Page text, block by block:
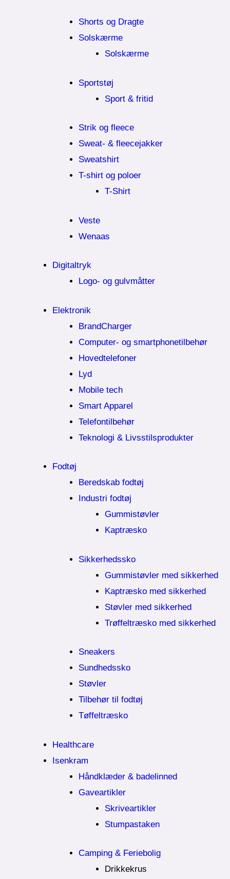
Shorts og Dragte
Solskærme
Solskærme
Sportstøj
Sport & fritid
Strik og fleece
Sweat- & fleecejakker
Sweatshirt
T-shirt og poloer
T-Shirt
Veste
Wenaas
Digitaltryk
Logo- og gulvmåtter
Elektronik
BrandCharger
Computer- og smartphonetilbehør
Hovedtelefoner
Lyd
Mobile tech
Smart Apparel
Telefontilbehør
Teknologi & Livsstilsprodukter
Fodtøj
Beredskab fodtøj
Industri fodtøj
Gummistøvler
Kaptræsko
Sikkerhedssko
Gummistøvler med sikkerhed
Kaptræsko med sikkerhed
Støvler med sikkerhed
Trøffeltræsko med sikkerhed
Sneakers
Sundhedssko
Støvler
Tilbehør til fodtøj
Tøffeltræsko
Healthcare
Isenkram
Håndklæder & badelinned
Gaveartikler
Skriveartikler
Stumpastaken
Camping & Feriebolig
Drikkekrus